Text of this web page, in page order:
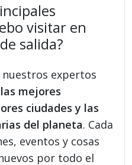
visitar en
salida?
expertos
las mejores
ciudades y las
del planeta. Cada
eventos y cosas
por todo el